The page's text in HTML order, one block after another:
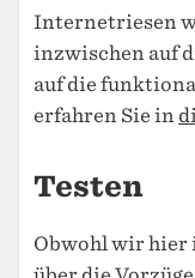
Internetriesen
inzwischen auf
auf die
erfahren Sie in
Testen
Obwohl wir hier